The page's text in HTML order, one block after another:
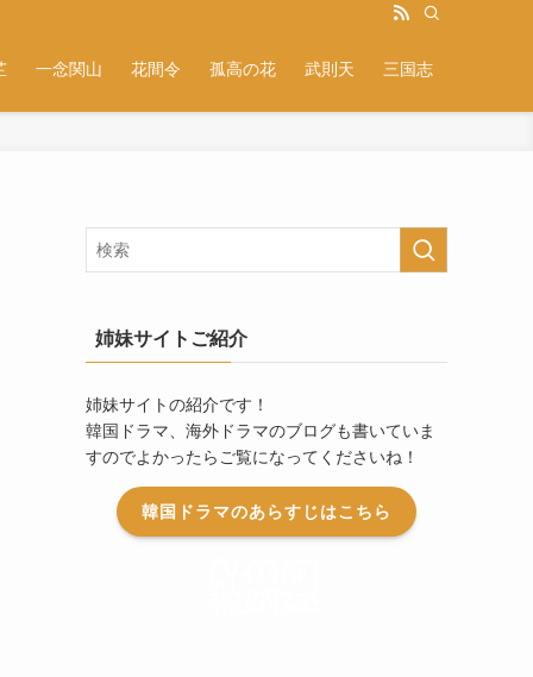
一念関山 花間令 孤高の花 武則天 三国志
姉妹サイトご紹介
姉妹サイトの紹介です！
韓国ドラマ、海外ドラマのブログも書いていま
すのでよかったらご覧になってくださいね！
韓国ドラマのあらすじはこちら